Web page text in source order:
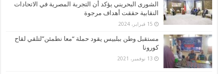
الشورى البحريني يؤكد أن التجربة المصرية في الاتحادات
النقابية حققت أهداف مرجوة
15 فبراير، 2024
مستقبل وطن ببلبيس يقود حملة “معا نطمئن”لتلقي لقاح
كورونا
13 نوفمبر، 2021